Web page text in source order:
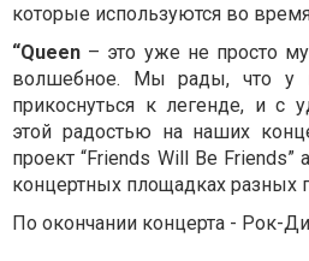
которые используются во
“Queen – это уже не просто
волшебное. Мы рады, что у
прикоснуться к легенде, и с
этой радостью на наших
проект “Friends Will Be Friends”
концертных площадках разных
По окончании концерта - Рок-